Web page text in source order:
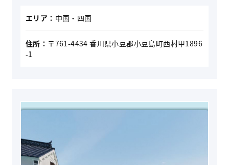
エリア： 中国・四国
住所： 〒761-4434 香川県小豆郡小豆島町西村甲1896
-1